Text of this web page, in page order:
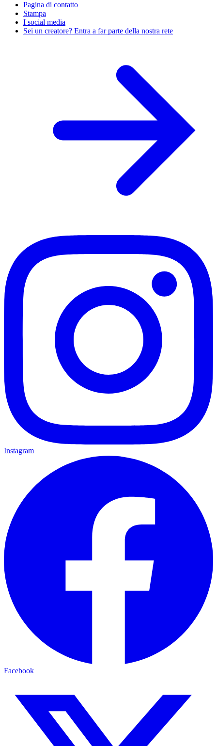
Pagina di contatto
Stampa
I social media
Sei un creatore? Entra a far parte della nostra rete
Instagram
Facebook